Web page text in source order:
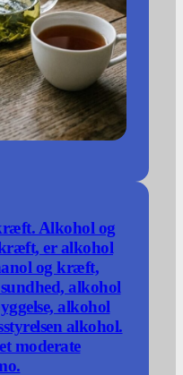
Alkohol og
er alkohol
og kræft,
alkohol
alkohol
alkohol.
moderate